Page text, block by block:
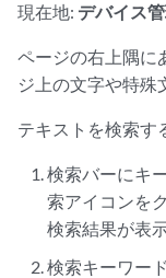
現在地: デバイス
ページの右上隅に
ジ上の文字や特殊
テキストを検索す
検索バーにキ
索アイコンを
検索結果が表
検索キーワー